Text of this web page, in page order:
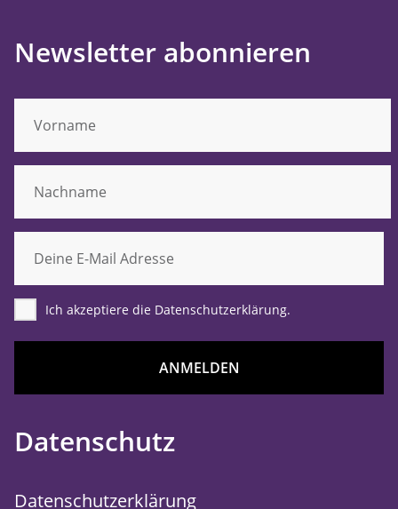
Newsletter abonnieren
Ich akzeptiere die Datenschutzerklärung.
ANMELDEN
Datenschutz
Datenschutzerklärung